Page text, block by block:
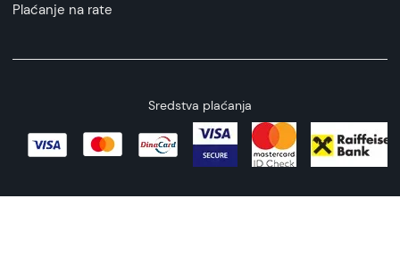
Plaćanje na rate
Sredstva plaćanja